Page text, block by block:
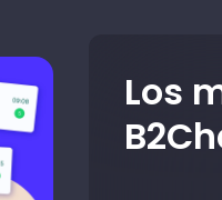
Los